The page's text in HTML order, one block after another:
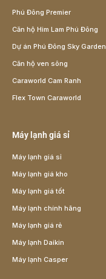
Phú Đông Premier
Căn hộ Him Lam Phú Đông
Dự án Phú Đông Sky Garden
Căn hộ ven sông
Caraworld Cam Ranh
Flex Town Caraworld
Máy lạnh giá sỉ
Máy lạnh giá sỉ
Máy lạnh giá kho
Máy lạnh giá tốt
Máy lạnh chính hãng
Máy lạnh giá rẻ
Máy lạnh Daikin
Máy lạnh Casper